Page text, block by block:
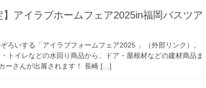
】アイラブホームフェア2025in福岡バスツア
ろいする「アイラブフォームフェア2025 」（外部リンク）。
トイレなどの水回り商品から、ドア・屋根材などの建材商品ま
ーさんが出展されます！ 長崎 […]